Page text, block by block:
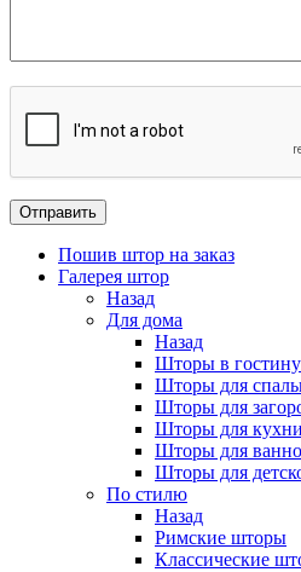
Пошив штор на заказ
Галерея штор
Назад
Для дома
Назад
Шторы в
Шторы для
Шторы для
Шторы для
Шторы для
Шторы для
По стилю
Назад
Римские шторы
Классические